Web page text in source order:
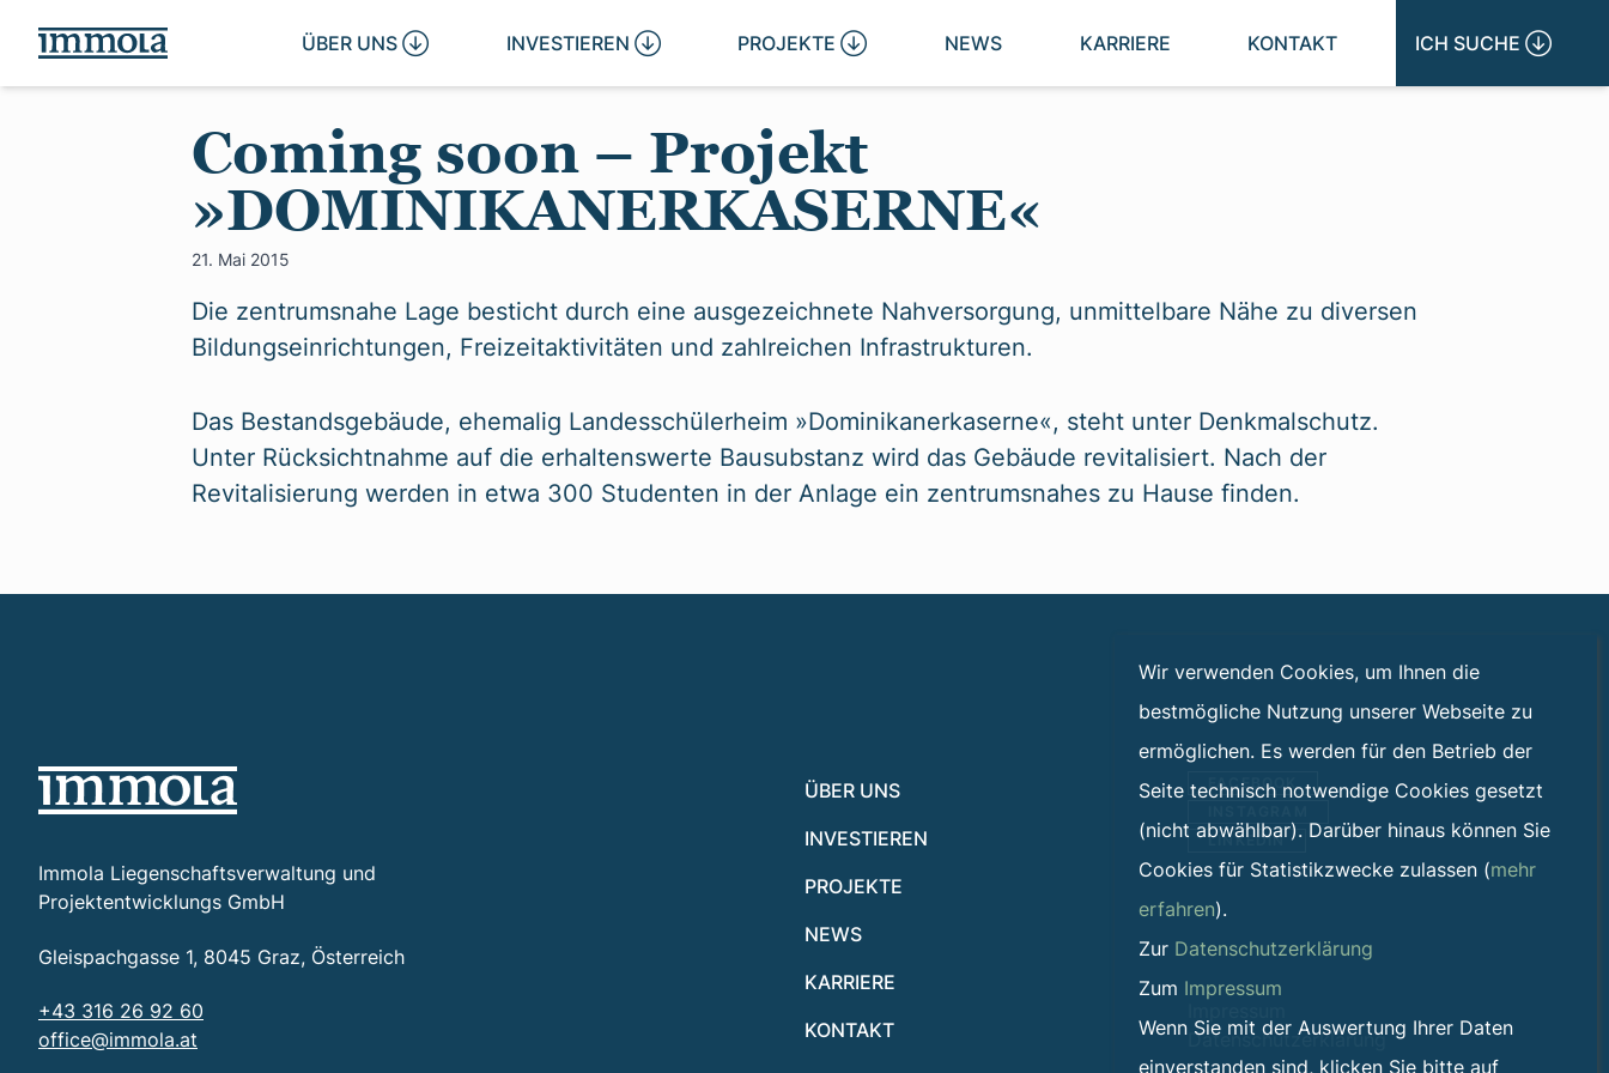
ÜBER UNS  INVESTIEREN  PROJEKTE  NEWS KARRIERE KONTAKT ICH SUCHE 
Coming soon – Projekt
»DOMINIKANERKASERNE«
21. Mai 2015
Die zentrumsnahe Lage besticht durch eine ausgezeichnete Nahversorgung, unmittelbare Nähe zu diversen
Bildungseinrichtungen, Freizeitaktivitäten und zahlreichen Infrastrukturen.
Das Bestandsgebäude, ehemalig Landesschülerheim »Dominikanerkaserne«, steht unter Denkmalschutz.
Unter Rücksichtnahme auf die erhaltenswerte Bausubstanz wird das Gebäude revitalisiert. Nach der
Revitalisierung werden in etwa 300 Studenten in der Anlage ein zentrumsnahes zu Hause finden.
Immola Liegenschaftsverwaltung und
Projektentwicklungs GmbH
Gleispachgasse 1, 8045 Graz, Österreich
+43 316 26 92 60
office@immola.at
ÜBER UNS
INVESTIEREN
PROJEKTE
NEWS
KARRIERE
KONTAKT
FACEBOOK
LINKEDIN
Datenschutzerklärung
Wir verwenden Cookies, um Ihnen die
bestmögliche Nutzung unserer Webseite zu
ermöglichen. Es werden für den Betrieb der
Seite technisch notwendige Cookies gesetzt
(nicht abwählbar). Darüber hinaus können Sie
Cookies für Statistikzwecke zulassen (mehr
erfahren).
Zur Datenschutzerklärung
Zum Impressum
Wenn Sie mit der Auswertung Ihrer Daten
einverstanden sind, klicken Sie bitte auf